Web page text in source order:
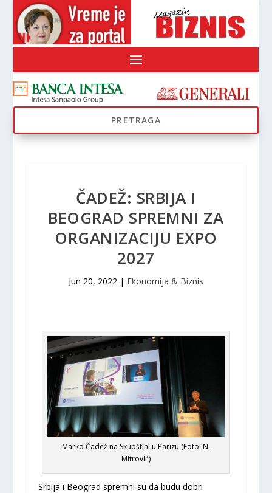
ČADEŽ: SRBIJA I
BEOGRAD SPREMNI ZA
ORGANIZACIJU EXPO
2027
Jun 20, 2022 | Ekonomija & Biznis
Marko Čadež na Skupštini u Parizu (Foto: N.
Mitrović)
Srbija i Beograd spremni su da budu dobri